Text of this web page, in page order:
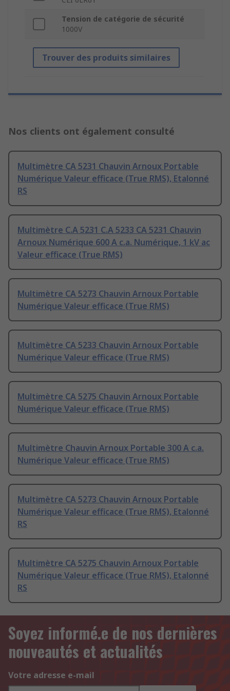
Tension de catégorie de sécurité
1000V
Trouver des produits similaires
Nos clients ont également consulté
Multimètre CA 5231 Chauvin Arnoux Portable
Numérique Valeur efficace (True RMS), Etalonné
RS
Multimètre C.A 5231 C.A 5233 CA 5231 Chauvin
Arnoux Numérique 600 A c.a. Numérique, 1 kV ac
Valeur efficace (True RMS)
Multimètre CA 5273 Chauvin Arnoux Portable
Numérique Valeur efficace (True RMS)
Multimètre CA 5233 Chauvin Arnoux Portable
Numérique Valeur efficace (True RMS)
Multimètre CA 5275 Chauvin Arnoux Portable
Numérique Valeur efficace (True RMS)
Multimètre Chauvin Arnoux Portable 300 A c.a.
Numérique Valeur efficace (True RMS)
Multimètre CA 5273 Chauvin Arnoux Portable
Numérique Valeur efficace (True RMS), Etalonné
RS
Multimètre CA 5275 Chauvin Arnoux Portable
Numérique Valeur efficace (True RMS), Etalonné
RS
Soyez informé.e de nos dernières
nouveautés et actualités
Votre adresse e-mail